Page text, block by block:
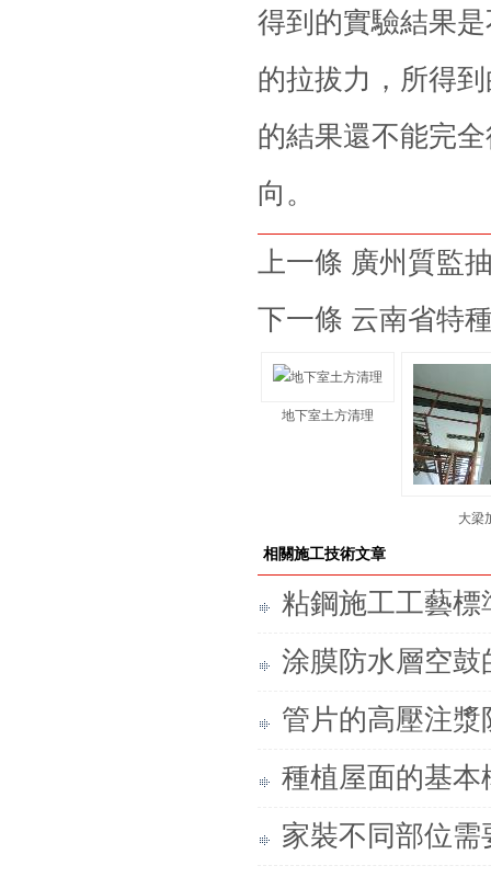
得到的實驗結果
的拉拔力，所得
的結果還不能完
向。
上一條 廣州質監
下一條 云南省特
地下室土方清理
大梁
相關施工技術文章
粘鋼施工工藝標
涂膜防水層空鼓
管片的高壓注
種植屋面的基本
家裝不同部位